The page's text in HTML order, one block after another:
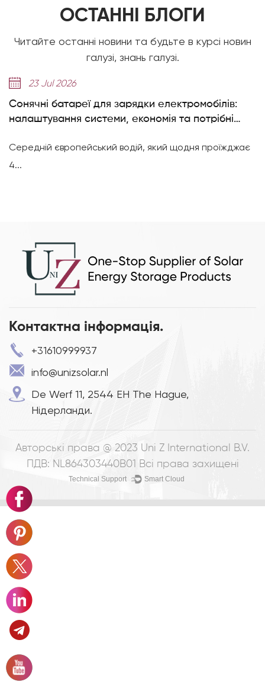
ОСТАННІ БЛОГИ
Читайте останні новини та будьте в курсі новин
галузі, знань галузі.
для зарядки електромобілів:
економія та потрібні
водій, який щодня проїжджає
Пояснення
досягає 8000+
Надходять
Контактна інформація.
+31610999937
info@unizsolar.nl
De Werf 11, 2544 EH The Hague,
Нідерланди.
Авторські права @ 2023 Uni Z International B.V.
ПДВ: NL864303440B01
Всі права захищені
Technical Support ： Smart Cloud